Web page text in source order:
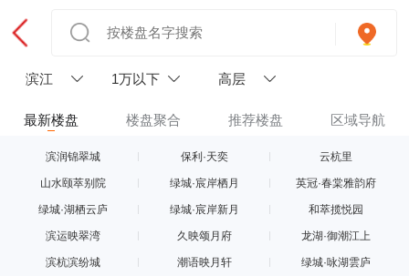
滨江 1万以下 高层
最新楼盘 楼盘聚合 推荐楼盘 区域导航
滨润锦翠城 保利·天奕 云杭里
山水颐萃别院 绿城·宸岸栖月 英冠·春棠雅韵府
绿城·湖栖云庐 绿城·宸岸新月 和萃揽悦园
滨运映翠湾 久映颂月府 龙湖·御潮江上
滨杭滨纷城 潮语映月轩 绿城·咏湖雲庐